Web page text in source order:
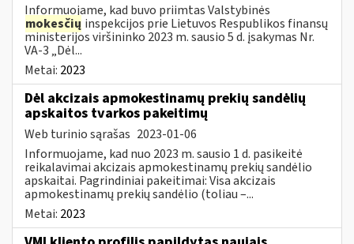
Informuojame, kad buvo priimtas Valstybinės
mokesčių inspekcijos prie Lietuvos Respublikos finansų
ministerijos viršininko 2023 m. sausio 5 d. įsakymas Nr.
VA-3 „Dėl...
Metai: 2023
Dėl akcizais apmokestinamų prekių sandėlių
apskaitos tvarkos pakeitimų
Web turinio sąrašas 2023-01-06
Informuojame, kad nuo 2023 m. sausio 1 d. pasikeitė
reikalavimai akcizais apmokestinamų prekių sandėlio
apskaitai. Pagrindiniai pakeitimai: Visa akcizais
apmokestinamų prekių sandėlio (toliau –...
Metai: 2023